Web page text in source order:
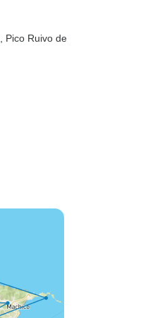
, Pico Ruivo de